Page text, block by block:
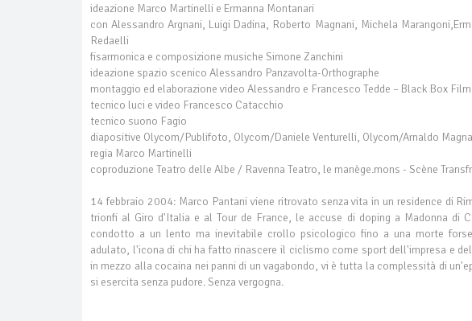
ideazione Marco Martinelli e Ermanna Montanari
con Alessandro Argnani, Luigi Dadina, Roberto Magnani, Michela
Redaelli
fisarmonica e composizione musiche Simone Zanchini
ideazione spazio scenico Alessandro Panzavolta-Orthographe
montaggio ed elaborazione video Alessandro e Francesco Tedde – Black Box Film
tecnico luci e video Francesco Catacchio
tecnico suono Fagio
diapositive Olycom/Publifoto, Olycom/Daniele Venturelli, Olycom/Arnaldo
regia Marco Martinelli
coproduzione Teatro delle Albe / Ravenna Teatro, le manège.mons - Scène
14 febbraio 2004: Marco Pantani viene ritrovato senza vita in un residence di
trionfi al Giro d'Italia e al Tour de France, le accuse di doping a Madonna di
condotto a un lento ma inevitabile crollo psicologico fino a una morte
adulato, l'icona di chi ha fatto rinascere il ciclismo come sport dell'impresa e
in mezzo alla cocaina nei panni di un vagabondo, vi è tutta la complessità di
si esercita senza pudore. Senza vergogna.